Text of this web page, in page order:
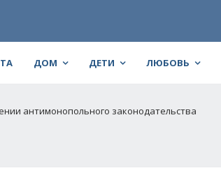
ДОМ ДЕТИ ЛЮБОВЬ
антимонопольного законодательства